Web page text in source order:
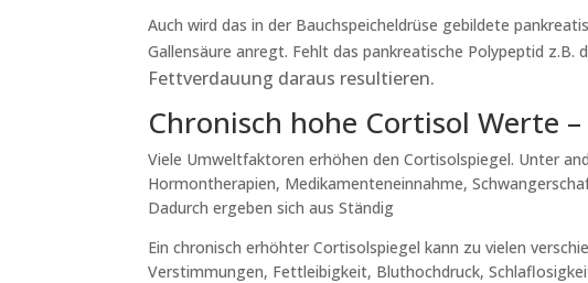
Auch wird das in der Bauchspeicheldrüse gebildete
Gallensäure anregt. Fehlt das pankreatische Polypeptid z.B.
Fettverdauung daraus resultieren.
Chronisch hohe Cortisol Werte –
Viele Umweltfaktoren erhöhen den Cortisolspiegel. Unter
Hormontherapien, Medikamenteneinnahme,
Dadurch ergeben sich aus Ständig
Ein chronisch erhöhter Cortisolspiegel kann zu vielen
Verstimmungen, Fettleibigkeit, Bluthochdruck,